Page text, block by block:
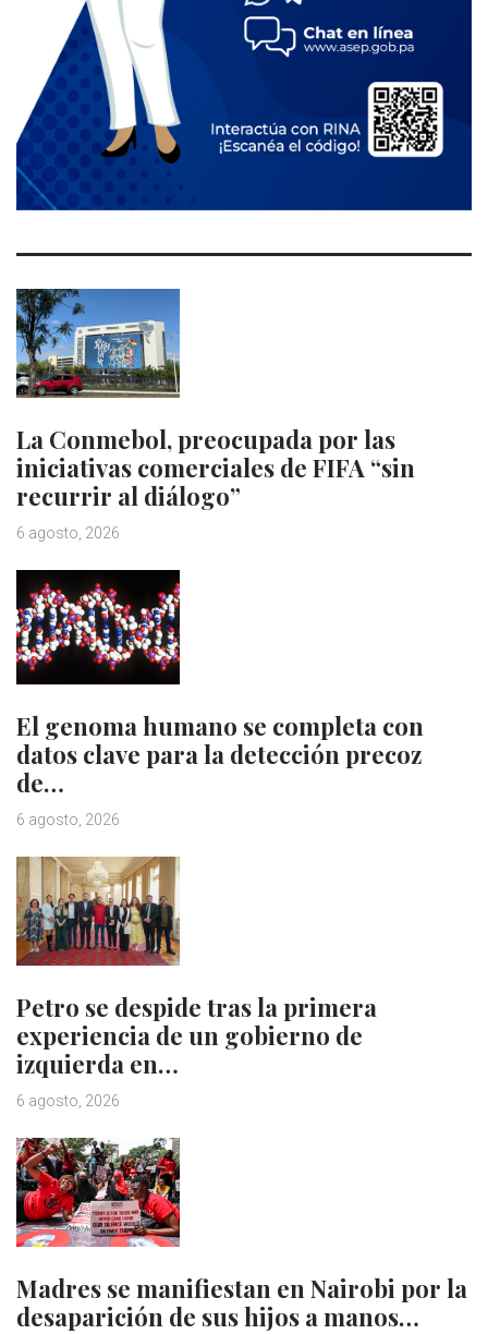
La Conmebol, preocupada por las
iniciativas comerciales de FIFA “sin
recurrir al diálogo”
6 agosto, 2026
El genoma humano se completa con
datos clave para la detección precoz
de…
6 agosto, 2026
Petro se despide tras la primera
experiencia de un gobierno de
izquierda en…
6 agosto, 2026
Madres se manifiestan en Nairobi por la
desaparición de sus hijos a manos…